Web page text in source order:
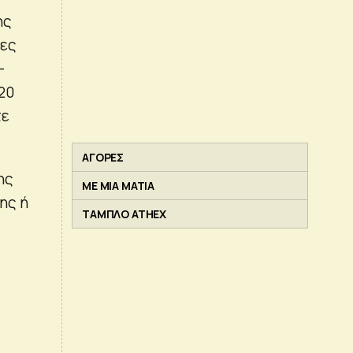
ή
ΑΓΟΡΕΣ
ΜΕ ΜΙΑ ΜΑΤΙΑ
ΤΑΜΠΛΟ ATHEX